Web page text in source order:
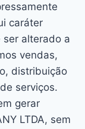
caráter
ser alterado a
vendas,
distribuição
serviços.
gerar
LTDA, sem